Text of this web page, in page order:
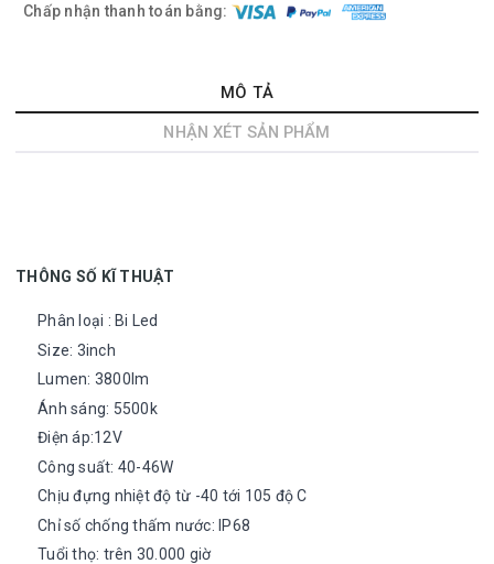
Chấp nhận thanh toán bằng:
MÔ TẢ
NHẬN XÉT SẢN PHẨM
THÔNG SỐ KĨ THUẬT
Phân loại : Bi Led
Size: 3inch
Lumen: 3800lm
Ánh sáng: 5500k
Điện áp:12V
Công suất: 40-46W
Chịu đựng nhiệt độ từ -40 tới 105 độ C
Chỉ số chống thấm nước: IP68
Tuổi thọ: trên 30.000 giờ